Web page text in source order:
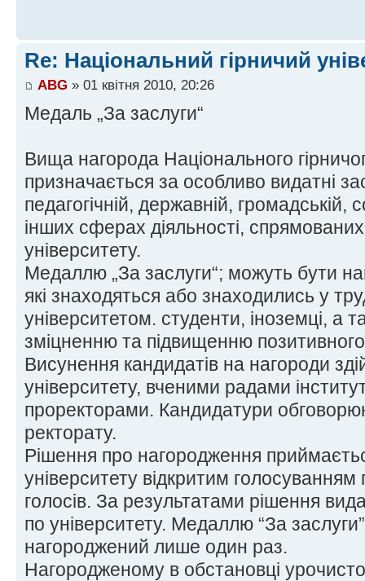
Re: Національний гірничий
ABG » 01 квітня 2010, 20:26
Медаль „За заслуги“
Вища нагорода Національного
призначається за особливо видатні
педагогічній, державній, громадській,
інших сферах діяльності,
університету.
Медаллю „За заслуги“; можуть бути
які знаходяться або знаходились у
університетом. студенти, іноземці, а
зміцненню та підвищенню позитивного
Висунення кандидатів на нагороди
університету, вченими радами
проректорами. Кандидатури
ректорату.
Рішення про нагородження
університету відкритим
голосів. За результатами рішення
по університету. Медаллю “За
нагороджений лише один раз.
Нагородженому в обстановці